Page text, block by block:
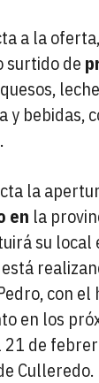
a la
surtido de
y bebidas,
la
en la
su local
con
en los
de
Culleredo.